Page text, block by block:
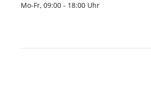
Mo-Fr, 09:00 - 18:00 Uhr